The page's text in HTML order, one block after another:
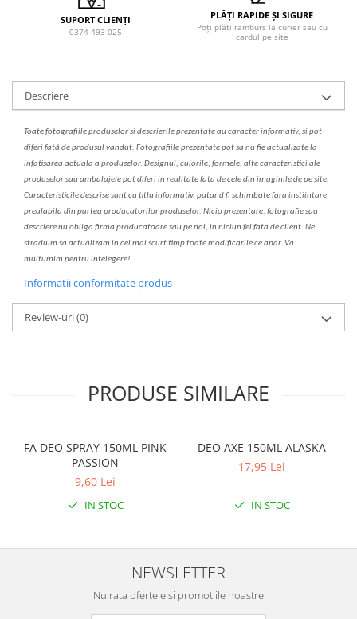
SUPORT CLIENȚI
0374 493 025
PLĂȚI RAPIDE ȘI SIGURE
Poți plăti ramburs la curier sau cu
cardul pe site
Descriere
Toate fotografiile produselorsidescrierileprezentate au caracter informativ, si pot
diferi fată de produsul vandut. Fotografiile prezentate pot sa nu fie actualizate la
infatisarea actuala a produselor. Designul, culorile, formele, alte caracteristici ale
produselor sau ambalajele pot diferi in realitate fata de cele din imaginile de pe site.
Caracteristicile descrise sunt cu titlu informativ, putand fi schimbate fara instiintare
prealabila din partea producatorilor produselor. Nicio prezentare, fotografie sau
descriere nu obliga firma producatoare sau pe noi, in niciun fel fata de client. Ne
straduim sa actualizam in cel mai scurt timp toate modificarile ce apar. Va
multumim pentru intelegere!
Informatii conformitate produs
Review-uri(0)
PRODUSE SIMILARE
FA DEO SPRAY 150ML PINK
PASSION
9,60 Lei
IN STOC
DEO AXE 150ML ALASKA
17,95 Lei
IN STOC
NEWSLETTER
Nu rata ofertele si promotiile noastre